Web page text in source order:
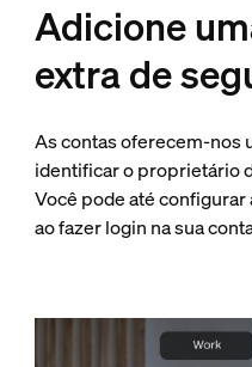
Adicione
extra de
As contas oferecem-nos
identificar o proprietário
Você pode até
ao fazer login na sua